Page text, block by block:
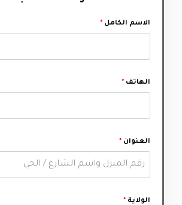
الاسم الكامل *
الهاتف *
العنوان *
الولاية *